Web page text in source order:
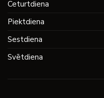
Ceturtdiena
Piektdiena
Sestdiena
Svētdiena